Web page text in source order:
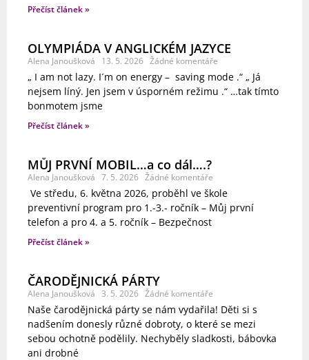
Přečíst článek »
OLYMPIÁDA V ANGLICKÉM JAZYCE
Alena Janoušková 13. 5. 2026 Žádné komentáře
„ I am not lazy. I´m on energy – saving mode .“ „ Já
nejsem líný. Jen jsem v úsporném režimu .“ …tak tímto
bonmotem jsme
Přečíst článek »
MŮJ PRVNÍ MOBIL…a co dál….?
Alena Janoušková 7. 5. 2026 Žádné komentáře
Ve středu, 6. května 2026, proběhl ve škole
preventivní program pro 1.-3.- ročník – Můj první
telefon a pro 4. a 5. ročník – Bezpečnost
Přečíst článek »
ČARODĚJNICKÁ PÁRTY
Alena Janoušková 3. 5. 2026 Žádné komentáře
Naše čarodějnická párty se nám vydařila! Děti si s
nadšením donesly různé dobroty, o které se mezi
sebou ochotně podělily. Nechyběly sladkosti, bábovka
ani drobné